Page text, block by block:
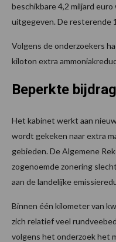
beschikbare 4,2 miljard
uitgegeven. De resterende
Volgens de onderzoekers
kiloton extra
Beperkte
Het kabinet werkt aan
wordt gekeken naar extra
gebieden. De Algemene
zogenoemde zonering
aan de landelijke
Binnen één kilometer van
zich relatief veel
volgens het onderzoek het